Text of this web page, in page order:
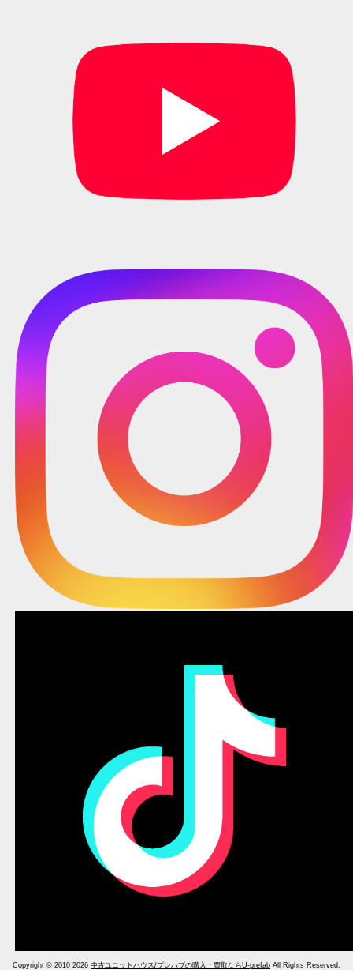
Copyright © 2010 2026 中古ユニットハウス/プレハブの購入・買取ならU-prefab All Rights Reserved.